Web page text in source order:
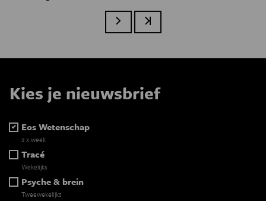
Paginatie
Volgende paginaLaatste pagina
Kies je nieuwsbrief
Eos Wetenschap
2 x week
Tracé
Wekelijks
Psyche & brein
Tweewekelijks